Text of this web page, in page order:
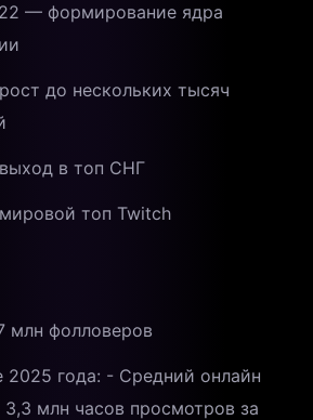
— формирование ядра
до нескольких тысяч
в топ СНГ
топ Twitch
млн фолловеров
2025 года: - Средний онлайн
млн часов просмотров за